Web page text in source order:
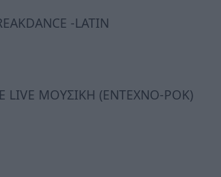
-LATIN
LIVE ΜΟΥΣΙΚΗ (ΕΝΤΕΧΝΟ-ΡΟΚ)